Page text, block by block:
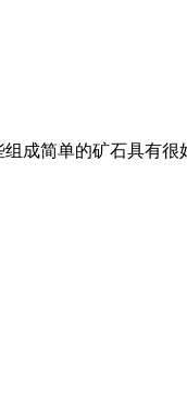
成简单的矿石具有